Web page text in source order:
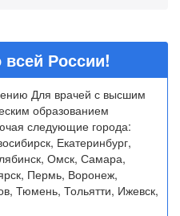
России!
Для врачей с высшим
образованием
следующие города:
Екатеринбург,
Омск, Самара,
Пермь, Воронеж,
Тюмень, Тольятти, Ижевск,